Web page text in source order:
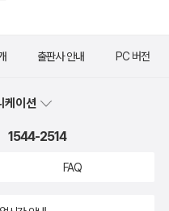
출판사 안내 PC 버전
케이션
1544-2514
FAQ